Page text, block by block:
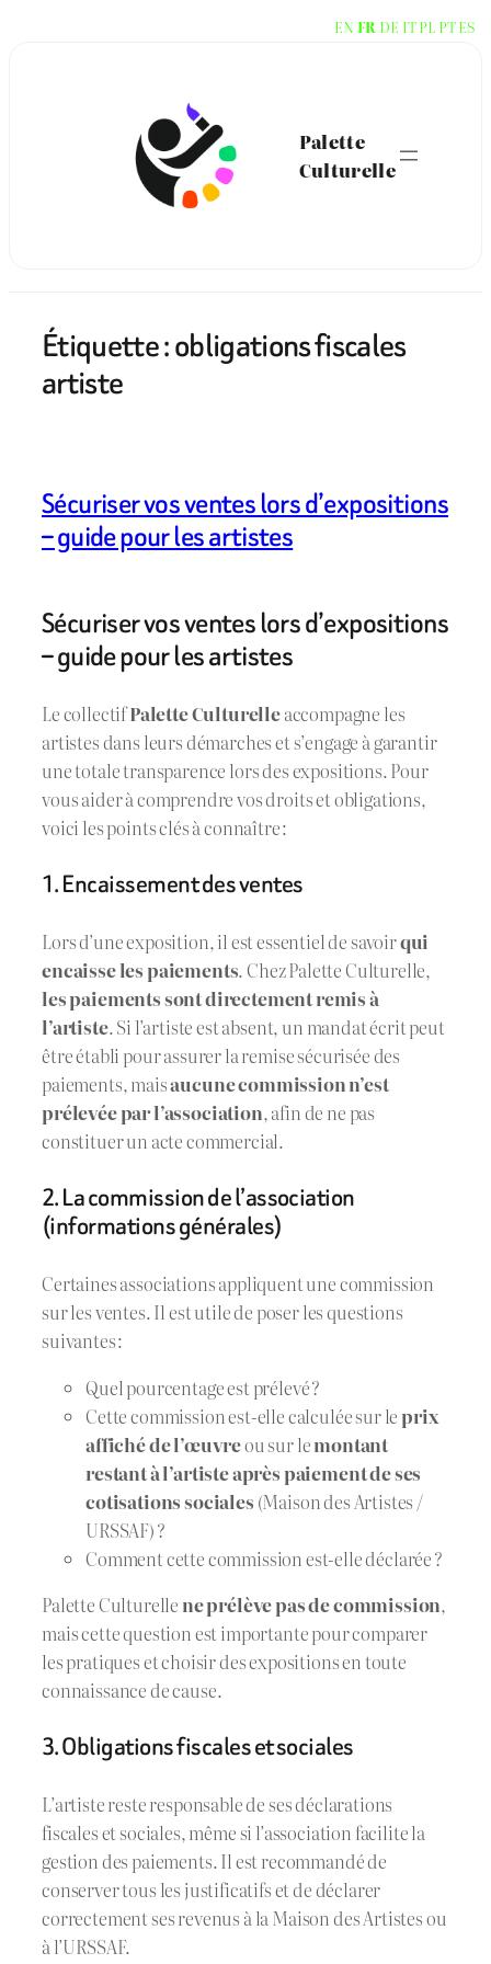
Palette
Culturelle
Étiquette :obligations fiscales
artiste
Sécuriser vos ventes lors d’expositions
– guide pour les artistes
Sécuriser vos ventes lors d’expositions
– guide pour les artistes
Le collectifPalette Culturelleaccompagne les
artistes dans leurs démarches et s’engage à garantir
une totale transparence lors des expositions. Pour
vous aider à comprendre vos droits et obligations,
voici les points clés à connaître :
1. Encaissement des ventes
Lors d’une exposition, il est essentiel de savoirqui
encaisse les paiements. Chez Palette Culturelle,
les paiements sont directement remis à
l’artiste. Si l’artiste est absent, un mandat écrit peut
être établi pour assurer la remise sécurisée des
paiements, maisaucune commission n’est
prélevée par l’association, afin de ne pas
constituer un acte commercial.
2. La commission de l’association
(informations générales)
Certaines associations appliquent une commission
sur les ventes. Il est utile de poser les questions
suivantes :
Quel pourcentage est prélevé ?
Cette commission est-elle calculée sur leprix
affiché de l’œuvreou sur lemontant
restant à l’artiste après paiement de ses
cotisations sociales (Maison des Artistes /
URSSAF) ?
Comment cette commission est-elle déclarée ?
Palette Culturelle ne prélève pas de commission,
mais cette question est importante pour comparer
les pratiques et choisir des expositions en toute
connaissance de cause.
3. Obligations fiscales et sociales
L’artiste reste responsable de ses déclarations
fiscales et sociales, même si l’association facilite la
gestion des paiements. Il est recommandé de
conserver tous les justificatifs et de déclarer
correctement ses revenus à la Maison des Artistes ou
à l’URSSAF.
EN FR DE ITPL PTES